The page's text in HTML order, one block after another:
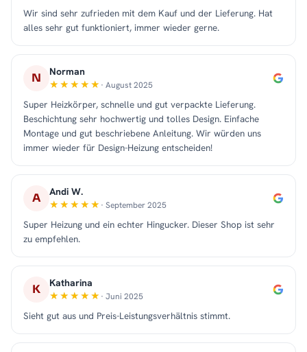
Wir sind sehr zufrieden mit dem Kauf und der Lieferung. Hat
alles sehr gut funktioniert, immer wieder gerne.
N Norman
· August 2025
Super Heizkörper, schnelle und gut verpackte Lieferung.
Beschichtung sehr hochwertig und tolles Design. Einfache
Montage und gut beschriebene Anleitung. Wir würden uns
immer wieder für Design-Heizung entscheiden!
A Andi W.
· September 2025
Super Heizung und ein echter Hingucker. Dieser Shop ist sehr
zu empfehlen.
K Katharina
· Juni 2025
Sieht gut aus und Preis-Leistungsverhältnis stimmt.